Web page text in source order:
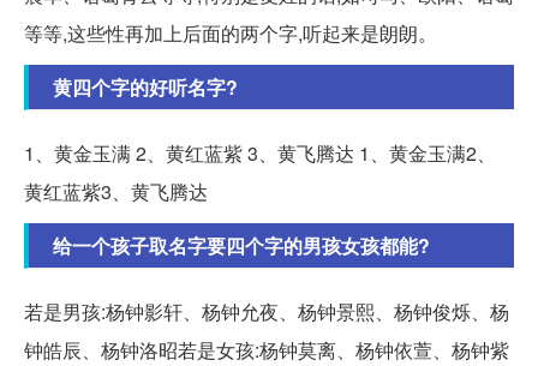
等等,这些性再加上后面的两个字,听起来是朗朗。
黄四个字的好听名字?
1、黄金玉满 2、黄红蓝紫 3、黄飞腾达 1、黄金玉满2、
黄红蓝紫3、黄飞腾达
给一个孩子取名字要四个字的男孩女孩都能?
若是男孩:杨钟影轩、杨钟允夜、杨钟景熙、杨钟俊烁、杨
钟皓辰、杨钟洛昭若是女孩:杨钟莫离、杨钟依萱、杨钟紫